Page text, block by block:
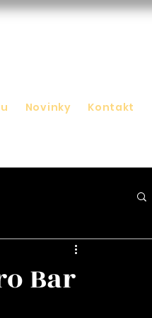
Novinky Kontakt
Bar